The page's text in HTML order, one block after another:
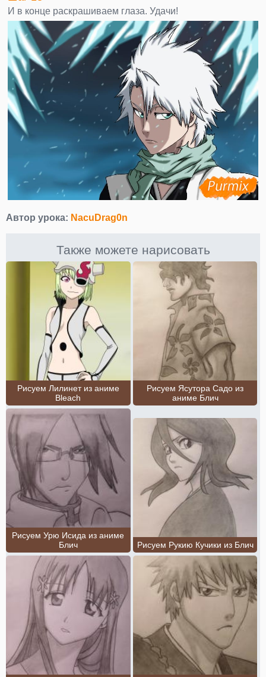
И в конце раскрашиваем глаза. Удачи!
Автор урока: NacuDrag0n
Также можете нарисовать
Рисуем Лилинет из аниме
Bleach
Рисуем Ясутора Садо из
аниме Блич
Рисуем Урю Исида из аниме
Блич
Рисуем Рукию Кучики из Блич